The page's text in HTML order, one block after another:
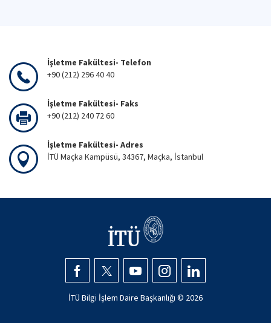
İşletme Fakültesi- Telefon
+90 (212) 296 40 40
İşletme Fakültesi- Faks
+90 (212) 240 72 60
İşletme Fakültesi- Adres
İTÜ Maçka Kampüsü, 34367, Maçka, İstanbul
İTÜ Bilgi İşlem Daire Başkanlığı © 2026